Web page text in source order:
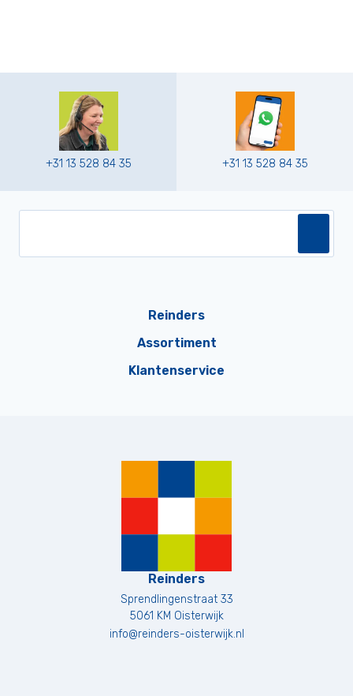
+31 13 528 84 35 +31 13 528 84 35
Reinders
Assortiment
Klantenservice
Reinders
Sprendlingenstraat 33
5061 KM Oisterwijk
info@reinders-oisterwijk.nl